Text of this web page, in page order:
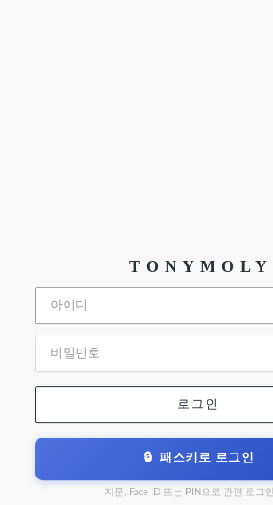
TONYMOLY
지문, Face ID 또는 PIN으로 간편 로그인